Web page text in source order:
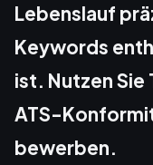
Lebenslauf
Keywords
ist. Nutzen Sie
ATS-
bewerben.